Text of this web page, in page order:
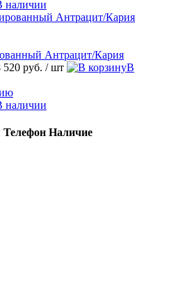
наличии
Антрацит/Кария
520 руб. / шт
В
наличии
Телефон Наличие